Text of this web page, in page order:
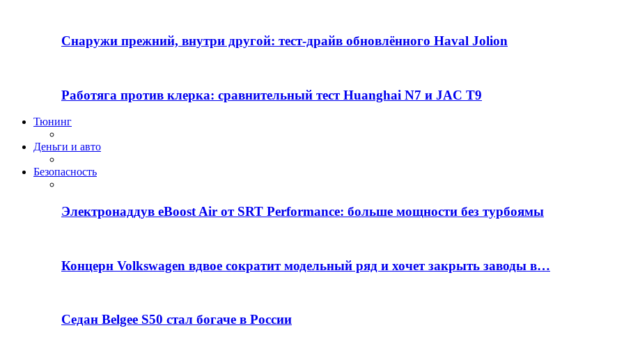
Снаружи прежний, внутри другой: тест-драйв обновлённого Haval Jolion
Работяга против клерка: сравнительный тест Huanghai N7 и JAC T9
Тюнинг
Деньги и авто
Безопасность
Электронаддув eBoost Air от SRT Performance: больше мощности без турбоямы
Концерн Volkswagen вдвое сократит модельный ряд и хочет закрыть заводы в…
Седан Belgee S50 стал богаче в России